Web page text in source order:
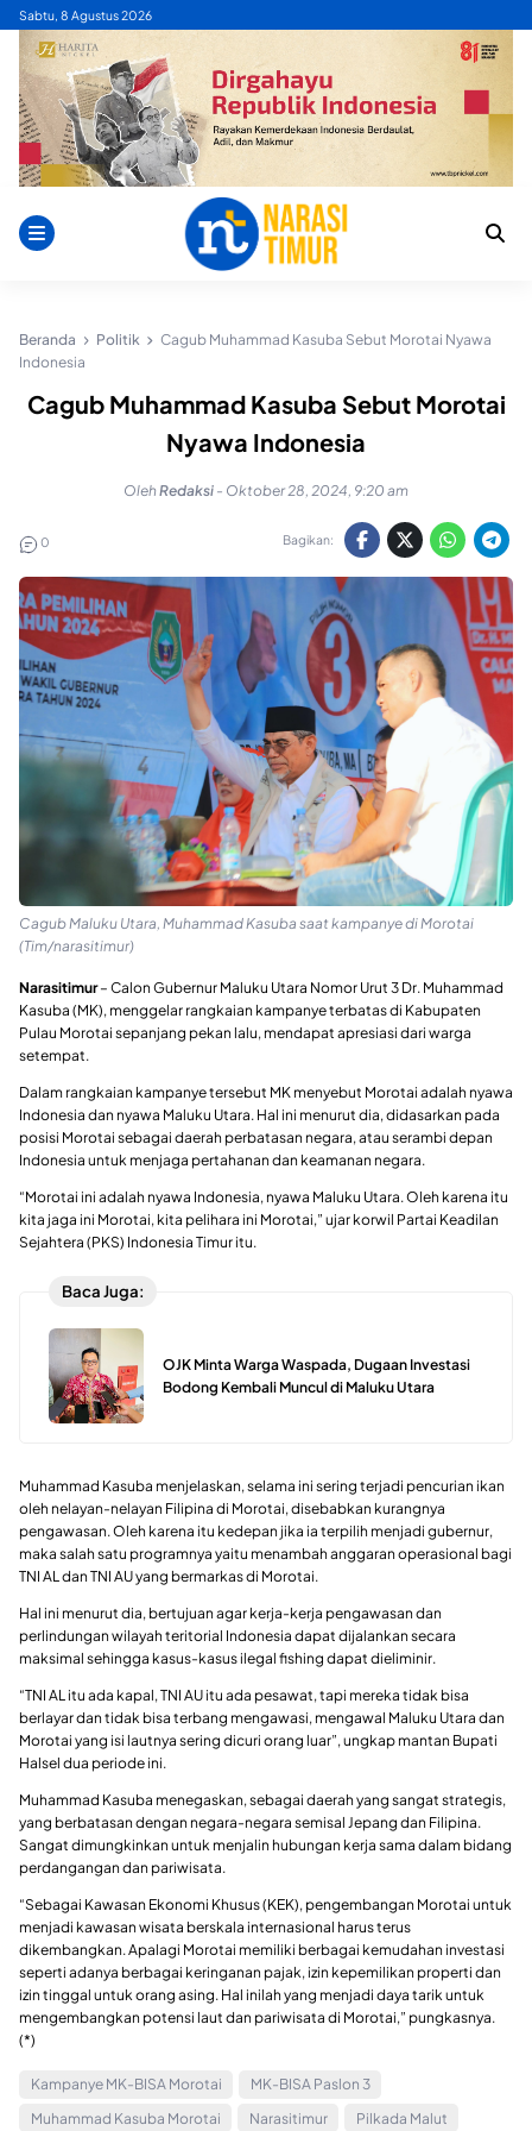
Skip
content
Sabtu, 8 Agustus 2026
Beranda Politik
Cagub Muhammad Kasuba Sebut Morotai Nyawa
Indonesia
Cagub Muhammad Kasuba Sebut Morotai
Nyawa Indonesia
OlehRedaksi - Oktober 28, 2024, 9:20 am
0 Bagikan:
Cagub Maluku Utara, Muhammad Kasuba saat kampanye di Morotai
(Tim/narasitimur)
Narasitimur– Calon Gubernur Maluku Utara Nomor Urut 3 Dr. Muhammad
Kasuba (MK), menggelar rangkaian kampanye terbatas di Kabupaten
Pulau Morotai sepanjang pekan lalu, mendapat apresiasi dari warga
setempat.
Dalam rangkaian kampanye tersebut MK menyebut Morotai adalah nyawa
Indonesia dan nyawa Maluku Utara. Hal ini menurut dia, didasarkan pada
posisi Morotai sebagai daerah perbatasan negara, atau serambi depan
Indonesia untuk menjaga pertahanan dan keamanan negara.
“Morotai ini adalah nyawa Indonesia, nyawa Maluku Utara. Oleh karena itu
kita jaga ini Morotai, kita pelihara ini Morotai,” ujar korwil Partai Keadilan
Sejahtera (PKS) Indonesia Timur itu.
Baca Juga:
OJK Minta Warga Waspada, Dugaan Investasi
Bodong Kembali Muncul di Maluku Utara
Muhammad Kasuba menjelaskan, selama ini sering terjadi pencurian ikan
oleh nelayan-nelayan Filipina di Morotai, disebabkan kurangnya
pengawasan. Oleh karena itu kedepan jika ia terpilih menjadi gubernur,
maka salah satu programnya yaitu menambah anggaran operasional bagi
TNI AL dan TNI AU yang bermarkas di Morotai.
Hal ini menurut dia, bertujuan agar kerja-kerja pengawasan dan
perlindungan wilayah teritorial Indonesia dapat dijalankan secara
maksimal sehingga kasus-kasus ilegal fishing dapat dieliminir.
“TNI AL itu ada kapal, TNI AU itu ada pesawat, tapi mereka tidak bisa
berlayar dan tidak bisa terbang mengawasi, mengawal Maluku Utara dan
Morotai yang isi lautnya sering dicuri orang luar”, ungkap mantan Bupati
Halsel dua periode ini.
Muhammad Kasuba menegaskan, sebagai daerah yang sangat strategis,
yang berbatasan dengan negara-negara semisal Jepang dan Filipina.
Sangat dimungkinkan untuk menjalin hubungan kerja sama dalam bidang
perdangangan dan pariwisata.
“Sebagai Kawasan Ekonomi Khusus (KEK), pengembangan Morotai untuk
menjadi kawasan wisata berskala internasional harus terus
dikembangkan. Apalagi Morotai memiliki berbagai kemudahan investasi
seperti adanya berbagai keringanan pajak, izin kepemilikan properti dan
izin tinggal untuk orang asing. Hal inilah yang menjadi daya tarik untuk
mengembangkan potensi laut dan pariwisata di Morotai,” pungkasnya.
(*)
Kampanye MK-BISA Morotai
MK-BISA Paslon 3
Muhammad Kasuba Morotai
Narasitimur Pilkada Malut